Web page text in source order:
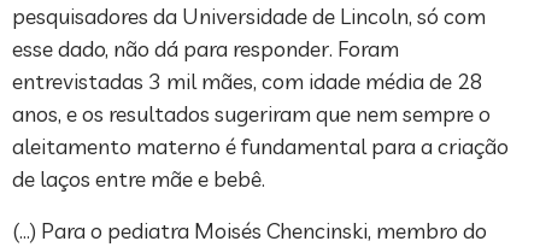
pesquisadores da Universidade de Lincoln, só com
esse dado, não dá para responder. Foram
entrevistadas 3 mil mães, com idade média de 28
anos, e os resultados sugeriram que nem sempre o
aleitamento materno é fundamental para a criação
de laços entre mãe e bebê.
(…) Para o pediatra Moisés Chencinski, membro do